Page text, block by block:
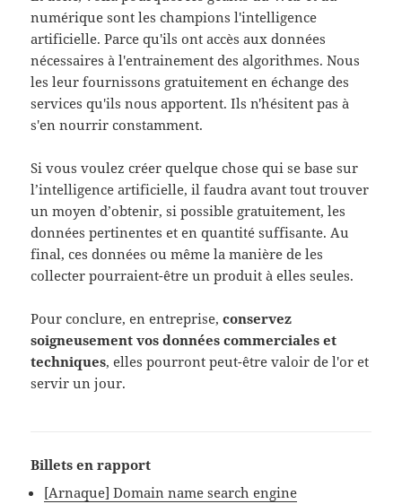
numérique sont les champions l'intelligence
artificielle. Parce qu'ils ont accès aux données
nécessaires à l'entrainement des algorithmes. Nous
les leur fournissons gratuitement en échange des
services qu'ils nous apportent. Ils n'hésitent pas à
s'en nourrir constamment.
Si vous voulez créer quelque chose qui se base sur
l’intelligence artificielle, il faudra avant tout trouver
un moyen d’obtenir, si possible gratuitement, les
données pertinentes et en quantité suffisante. Au
final, ces données ou même la manière de les
collecter pourraient-être un produit à elles seules.
Pour conclure, en entreprise,conservez
soigneusement vos données commerciales et
techniques, elles pourront peut-être valoir de l'or et
servir un jour.
Billets en rapport
[Arnaque] Domain name search engine